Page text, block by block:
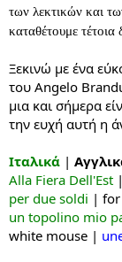
των λεκτικών και
καταθέτουμε τέτοια
Ξεκινώ με ένα
του Angelo
μια και σήμερα
την ευχή αυτή η
Ιταλικά |
Alla Fiera Dell'Est |
per due soldi |
un topolino mio
white mouse |